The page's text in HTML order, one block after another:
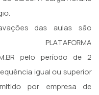
das aulas são
pelo período de 2
igual ou superior
por empresa de